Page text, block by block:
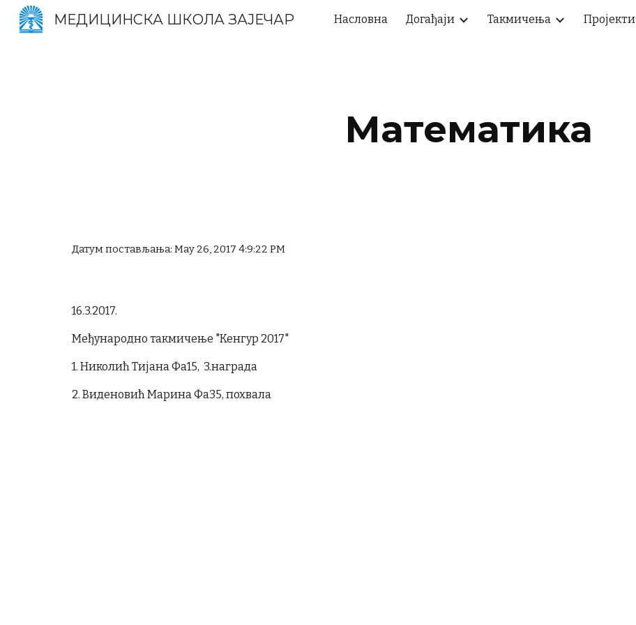
Skip to main content Skip to navigation
МЕДИЦИНСКА ШКОЛА ЗАЈЕЧАР Насловна Догађаји Такмичења Пројекти
Математика
Датум постављања: May 26, 2017 4:9:22 PM
16.3.2017.
Међународно такмичење "Кенгур 2017"
1. Николић Тијана Фа15, 3.награда
2. Виденовић Марина Фа35, похвала